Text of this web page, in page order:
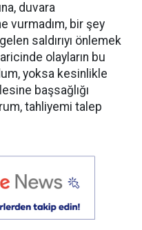
duvara
vurmadım, bir şey
saldırıyı önlemek
olayların bu
yoksa kesinlikle
başsağlığı
tahliyemi talep